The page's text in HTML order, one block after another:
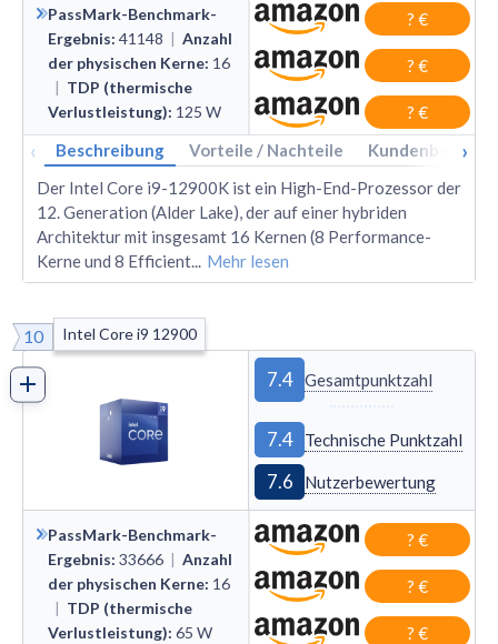
PassMark-Benchmark-
Ergebnis: 41148 | Anzahl
der physischen Kerne: 16
| TDP (thermische
Verlustleistung): 125 W
? €
? €
? €
‹ Beschreibung Vorteile / Nachteile ›
Der Intel Core i9-12900K ist ein High-End-Prozessor der
12. Generation (Alder Lake), der auf einer hybriden
Architektur mit insgesamt 16 Kernen (8 Performance-
Kerne und 8 Efficient... Mehr lesen
10 Intel Core i9 12900
7.4 Gesamtpunktzahl
7.4 Technische Punktzahl
7.6 Nutzerbewertung
PassMark-Benchmark-
Ergebnis: 33666 | Anzahl
der physischen Kerne: 16
| TDP (thermische
Verlustleistung): 65 W
? €
? €
? €